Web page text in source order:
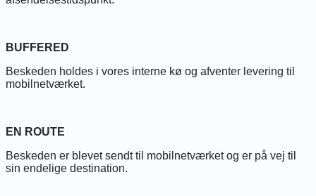
BUFFERED
Beskeden holdes i vores interne kø og afventer levering til
mobilnetværket.
EN ROUTE
Beskeden er blevet sendt til mobilnetværket og er på vej til
sin endelige destination.